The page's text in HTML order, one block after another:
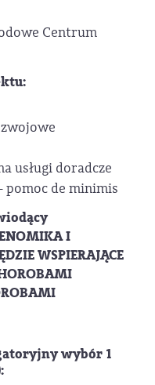
Centrum
usługi doradcze
pomoc de minimis
I
WSPIERAJĄCE
wybór 1